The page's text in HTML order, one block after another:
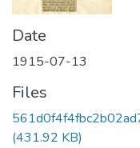
Date
1915-07-13
Files
(431.92 KB)